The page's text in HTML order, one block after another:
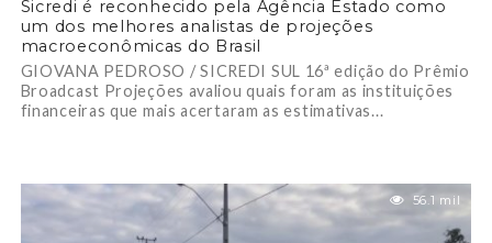
Sicredi é reconhecido pela Agência Estado como
um dos melhores analistas de projeções
macroeconômicas do Brasil
GIOVANA PEDROSO / SICREDI SUL 16ª edição do Prêmio
Broadcast Projeções avaliou quais foram as instituições
financeiras que mais acertaram as estimativas...
56.1 mil